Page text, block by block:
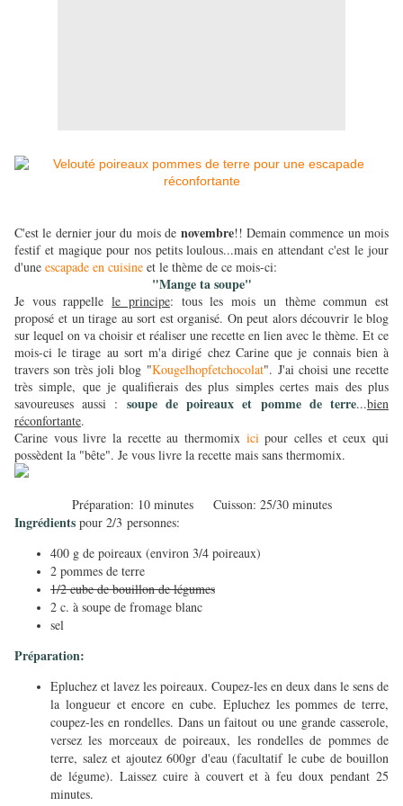
C'est le dernier jour du mois de novembre!! Demain commence un mois
festif et magique pour nos petits loulous...mais en attendant c'est le jour
d'une escapade en cuisine et le thème de ce mois-ci:
"Mange ta soupe"
Je vous rappellele principe: tous les mois un thème commun est
proposé et un tirage au sort est organisé. On peut alors découvrir le blog
sur lequel on va choisir et réaliser une recette en lien avec le thème. Et ce
mois-ci le tirage au sort m'a dirigé chez Carine que je connais bien à
travers son très joli blog "Kougelhopfetchocolat". J'ai choisi une recette
très simple, que je qualifierais des plus simples certes mais des plus
savoureuses aussi : soupe de poireaux et pomme de terre...bien
réconfortante.
Carine vous livre la recette au thermomix icipour celles et ceux qui
possèdent la "bête". Je vous livre la recette mais sans thermomix.
Préparation: 10 minutes Cuisson: 25/30 minutes
Ingrédients pour 2/3 personnes:
400 g de poireaux (environ 3/4 poireaux)
2 pommes de terre
1/2 cube de bouillon de légumes
2 c. à soupe de fromage blanc
sel
​Préparation:
Epluchez et lavez les poireaux. Coupez-les en deux dans le sens de
la longueur et encore en cube. Epluchez les pommes de terre,
coupez-les en rondelles. Dans un faitout ou une grande casserole,
versez les morceaux de poireaux, les rondelles de pommes de
terre, salez et ajoutez 600gr d'eau (facultatif le cube de bouillon
de légume). Laissez cuire à couvert et à feu doux pendant 25
minutes.